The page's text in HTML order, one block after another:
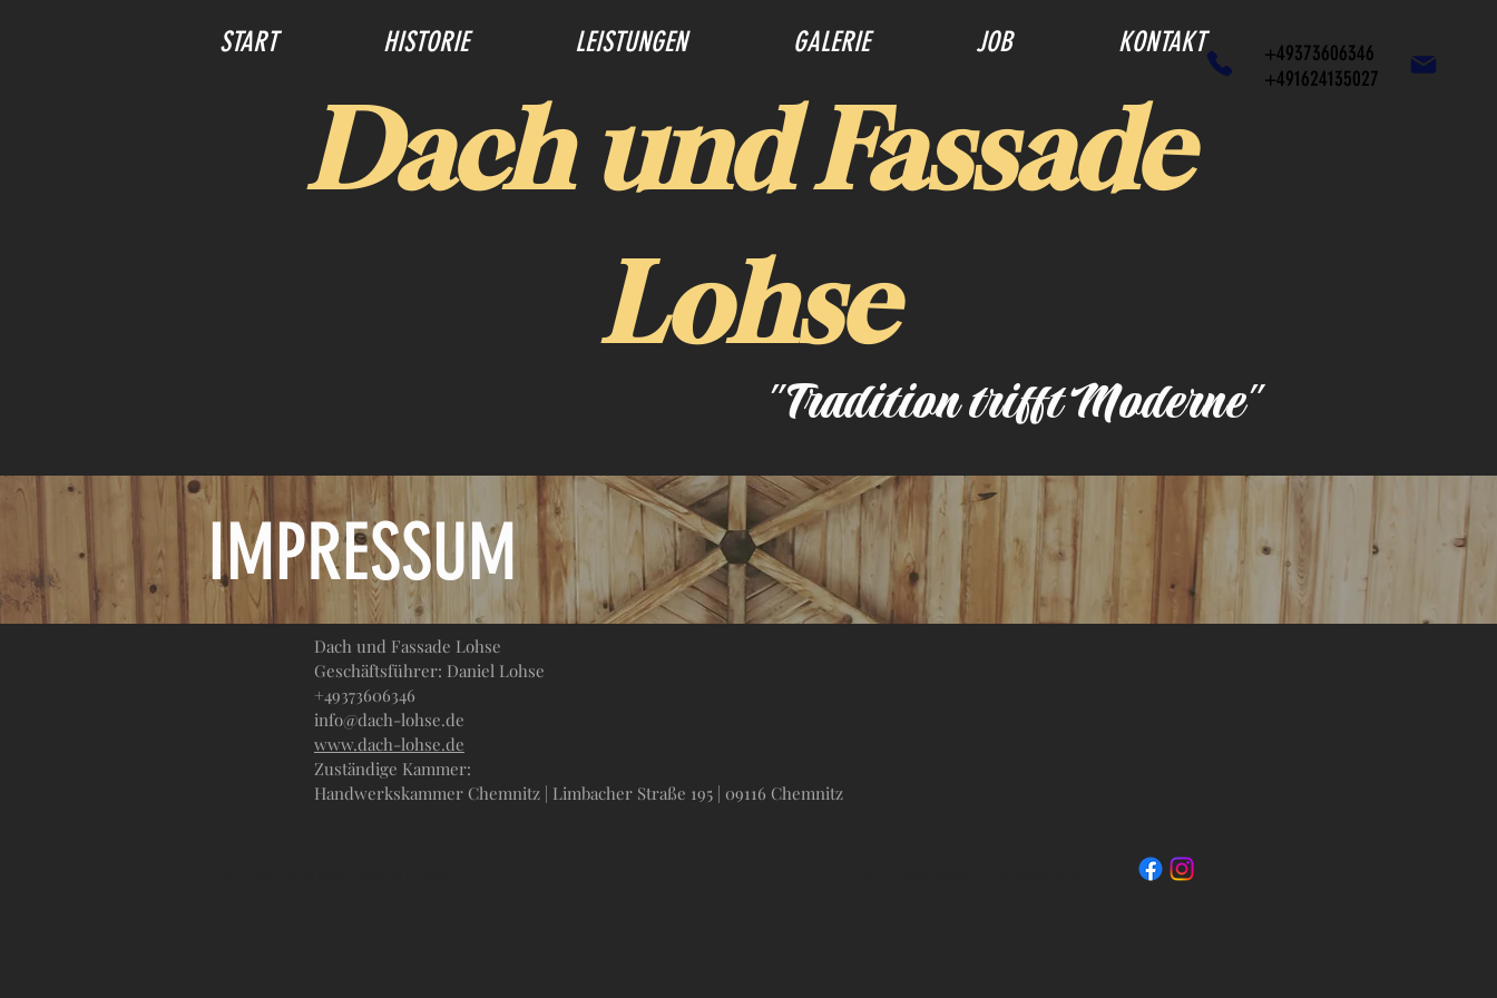
START HISTORIE LEISTUNGEN GALERIE JOB KONTAKT
+49373606346
+491624135027
Dach und Fassade
Lohse
"Tradition trifft Moderne"
IMPRESSUM
Dach und Fassade Lohse
Geschäftsführer: Daniel Lohse
+49373606346
info@dach-lohse.de
www.dach-lohse.de
Zuständige Kammer:
Handwerkskammer Chemnitz | Limbacher Straße 195 | 09116 Chemnitz